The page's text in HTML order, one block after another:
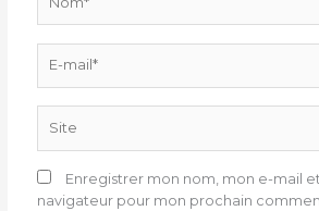
mail*
Enregistrer mon nom, mon e-mail
navigateur pour mon prochain